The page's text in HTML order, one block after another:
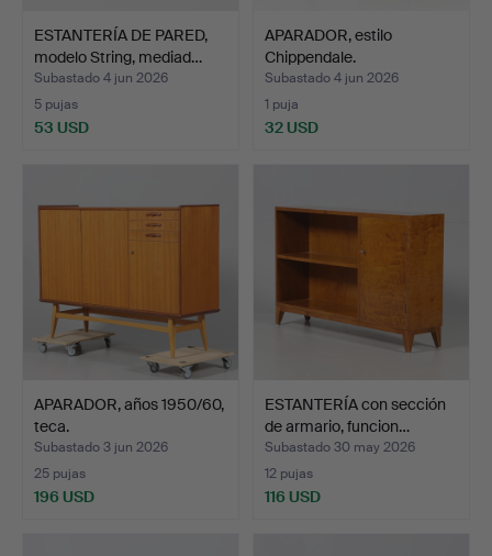
ESTANTERÍA DE PARED,
modelo String, mediad…
Subastado 4 jun 2026
5 pujas
53 USD
APARADOR, estilo
Chippendale.
Subastado 4 jun 2026
1 puja
32 USD
APARADOR, años 1950/60,
teca.
Subastado 3 jun 2026
25 pujas
196 USD
ESTANTERÍA con sección
de armario, funcion…
Subastado 30 may 2026
12 pujas
116 USD